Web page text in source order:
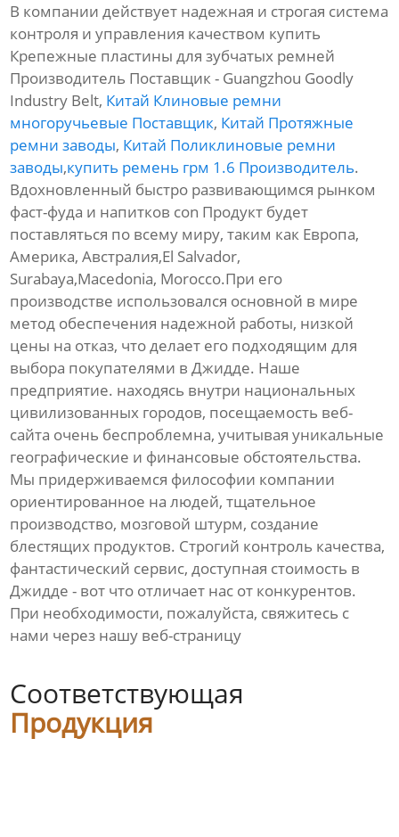
В компании действует надежная и строгая система
контроля и управления качеством купить
Крепежные пластины для зубчатых ремней
Производитель Поставщик - Guangzhou Goodly
Industry Belt, Китай Клиновые ремни
многоручьевые Поставщик, Китай Протяжные
ремни заводы, Китай Поликлиновые ремни
заводы,купить ремень грм 1.6 Производитель.
Вдохновленный быстро развивающимся рынком
фаст-фуда и напитков con Продукт будет
поставляться по всему миру, таким как Европа,
Америка, Австралия,El Salvador,
Surabaya,Macedonia, Morocco.При его
производстве использовался основной в мире
метод обеспечения надежной работы, низкой
цены на отказ, что делает его подходящим для
выбора покупателями в Джидде. Наше
предприятие. находясь внутри национальных
цивилизованных городов, посещаемость веб-
сайта очень беспроблемна, учитывая уникальные
географические и финансовые обстоятельства.
Мы придерживаемся философии компании
ориентированное на людей, тщательное
производство, мозговой штурм, создание
блестящих продуктов. Строгий контроль качества,
фантастический сервис, доступная стоимость в
Джидде - вот что отличает нас от конкурентов.
При необходимости, пожалуйста, свяжитесь с
нами через нашу веб-страницу
Соответствующая
Продукция